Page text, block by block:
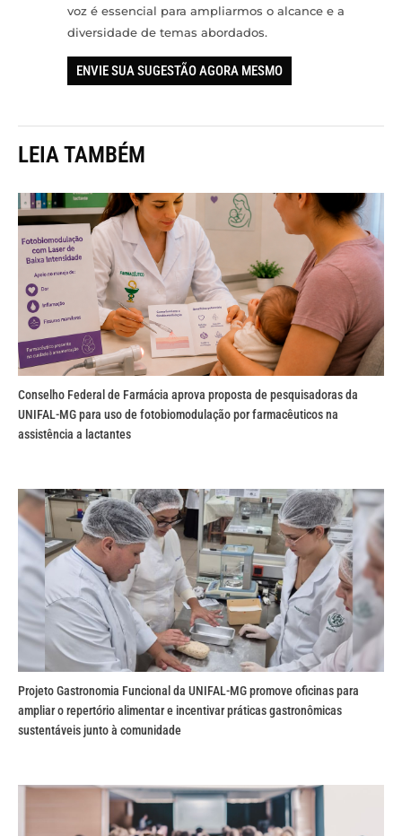
voz é essencial para ampliarmos o alcance e a
diversidade de temas abordados.
ENVIE SUA SUGESTÃO AGORA MESMO
LEIA TAMBÉM
Conselho Federal de Farmácia aprova proposta de pesquisadoras da
UNIFAL-MG para uso de fotobiomodulação por farmacêuticos na
assistência a lactantes
Projeto Gastronomia Funcional da UNIFAL-MG promove oficinas para
ampliar o repertório alimentar e incentivar práticas gastronômicas
sustentáveis junto à comunidade